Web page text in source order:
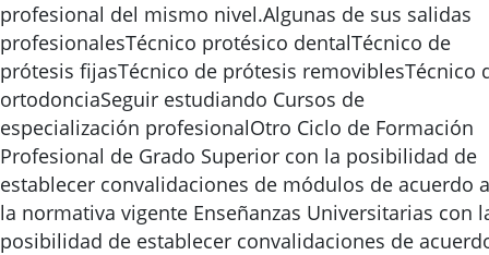
profesional del mismo nivel.Algunas de sus salidas
profesionalesTécnico protésico dentalTécnico de
prótesis fijasTécnico de prótesis removiblesTécnico
ortodonciaSeguir estudiando Cursos de
especialización profesionalOtro Ciclo de Formación
Profesional de Grado Superior con la posibilidad de
establecer convalidaciones de módulos de acuerdo a
la normativa vigente Enseñanzas Universitarias con
posibilidad de establecer convalidaciones de